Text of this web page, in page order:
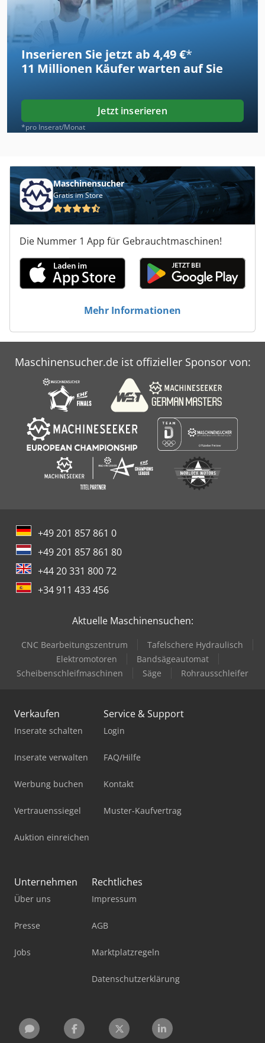
Inserieren Sie jetzt ab 4,49 €*
11 Millionen Käufer warten auf Sie
Jetzt inserieren
*pro Inserat/Monat
Maschinensucher
Gratis im Store
Die Nummer 1 App für Gebrauchtmaschinen!
Mehr Informationen
Maschinensucher.de ist offizieller Sponsor von:
+49 201 857 861 0
+49 201 857 861 80
+44 20 331 800 72
+34 911 433 456
Aktuelle Maschinensuchen:
CNC Bearbeitungszentrum
Tafelschere Hydraulisch
Elektromotoren
Bandsägeautomat
Scheibenschleifmaschinen
Säge Rohrausschleifer
Verkaufen
Inserate schalten
Inserate verwalten
Werbung buchen
Vertrauenssiegel
Auktion einreichen
Service & Support
Login
FAQ/Hilfe
Kontakt
Muster-Kaufvertrag
Unternehmen
Über uns
Presse
Jobs
Rechtliches
Impressum
AGB
Marktplatzregeln
Datenschutzerklärung